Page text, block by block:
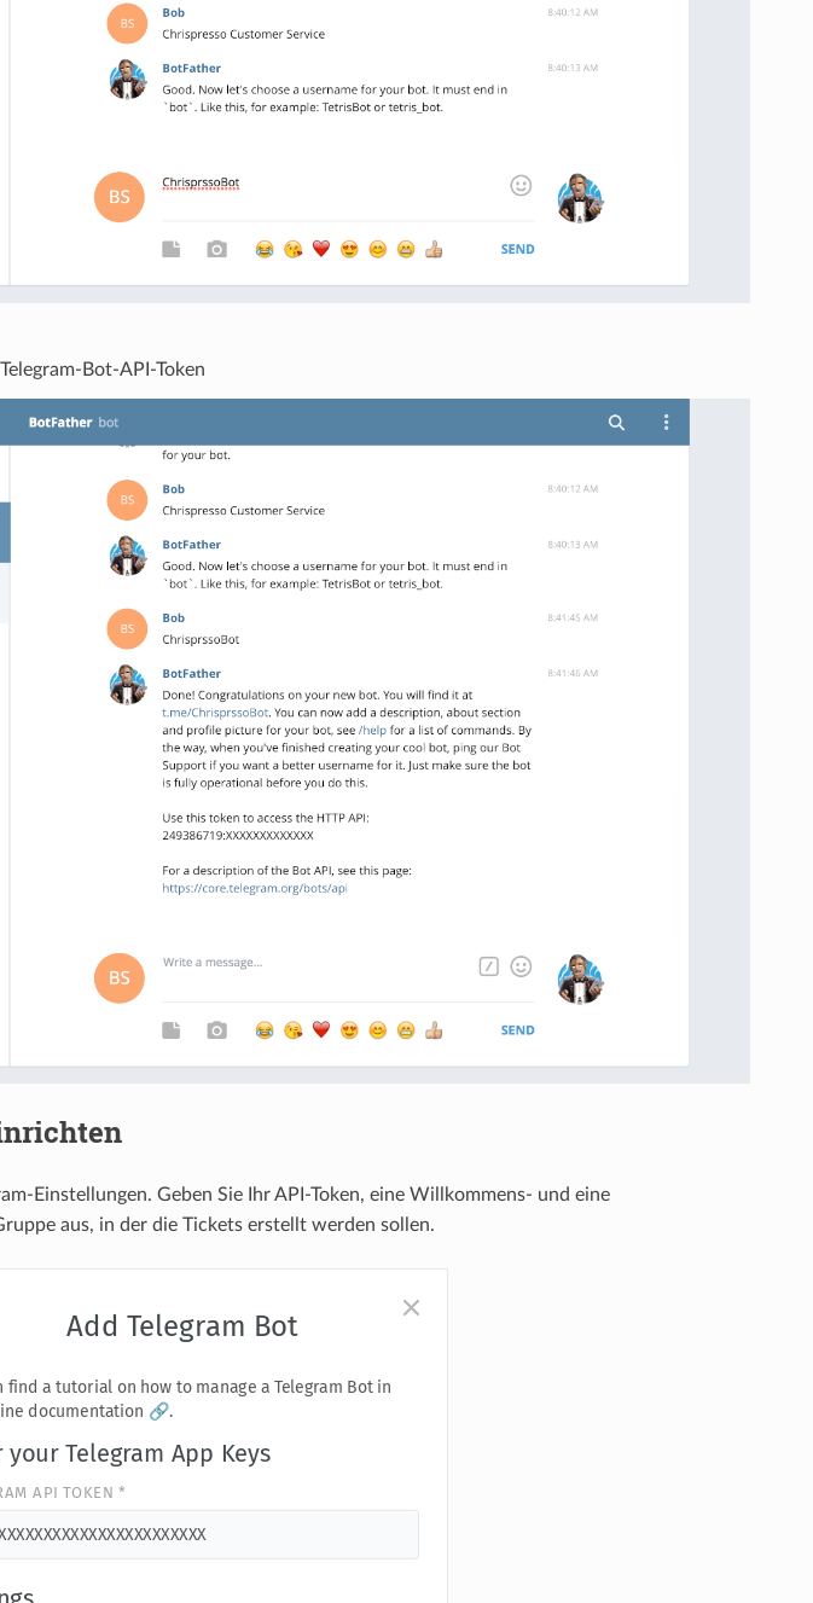
Bot-API-Token
Einstellungen. Geben Sie Ihr API-Token, eine Willkommens- und eine
aus, in der die Tickets erstellt werden sollen.